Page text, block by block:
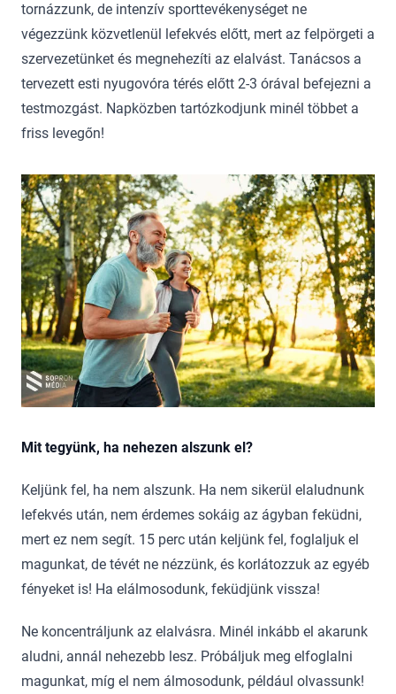
tornázzunk, de intenzív sporttevékenységet ne
végezzünk közvetlenül lefekvés előtt, mert az felpörgeti a
szervezetünket és megnehezíti az elalvást. Tanácsos a
tervezett esti nyugovóra térés előtt 2-3 órával befejezni a
testmozgást. Napközben tartózkodjunk minél többet a
friss levegőn!
Mit tegyünk, ha nehezen alszunk el?
Keljünk fel, ha nem alszunk. Ha nem sikerül elaludnunk
lefekvés után, nem érdemes sokáig az ágyban feküdni,
mert ez nem segít. 15 perc után keljünk fel, foglaljuk el
magunkat, de tévét ne nézzünk, és korlátozzuk az egyéb
fényeket is! Ha elálmosodunk, feküdjünk vissza!
Ne koncentráljunk az elalvásra. Minél inkább el akarunk
aludni, annál nehezebb lesz. Próbáljuk meg elfoglalni
magunkat, míg el nem álmosodunk, például olvassunk!